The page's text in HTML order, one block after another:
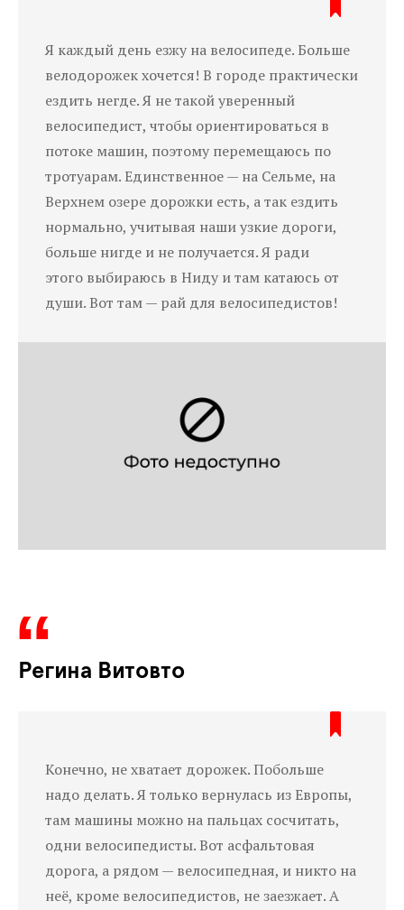
Я каждый день езжу на велосипеде. Больше
велодорожек хочется! В городе практически
ездить негде. Я не такой уверенный
велосипедист, чтобы ориентироваться в
потоке машин, поэтому перемещаюсь по
тротуарам. Единственное — на Сельме, на
Верхнем озере дорожки есть, а так ездить
нормально, учитывая наши узкие дороги,
больше нигде и не получается. Я ради
этого выбираюсь в Ниду и там катаюсь от
души. Вот там — рай для велосипедистов!
Регина Витовто
Конечно, не хватает дорожек. Побольше
надо делать. Я только вернулась из Европы,
там машины можно на пальцах сосчитать,
одни велосипедисты. Вот асфальтовая
дорога, а рядом — велосипедная, и никто на
неё, кроме велосипедистов, не заезжает. А